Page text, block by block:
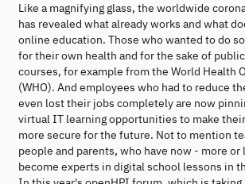
Like a magnifying glass, the worldwide
has revealed what already works and what
online education. Those who wanted to do
for their own health and for the sake of
courses, for example from the World Health
(WHO). And employees who had to reduce
even lost their jobs completely are now
virtual IT learning opportunities to make
more secure for the future. Not to mention
people and parents, who have now - more
become experts in digital school lessons in